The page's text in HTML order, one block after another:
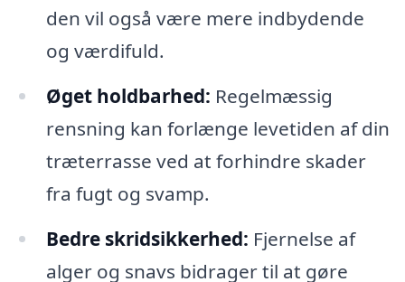
den vil også være mere indbydende
og værdifuld.
Øget holdbarhed: Regelmæssig
rensning kan forlænge levetiden af din
træterrasse ved at forhindre skader
fra fugt og svamp.
Bedre skridsikkerhed: Fjernelse af
alger og snavs bidrager til at gøre